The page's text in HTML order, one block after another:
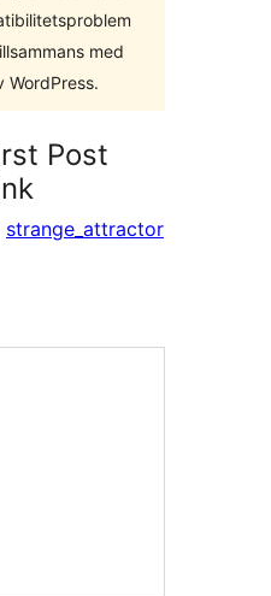
med
WordPress.
Post
strange_attractor